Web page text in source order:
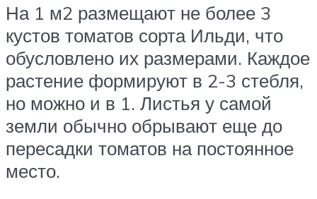
На 1 м2 размещают не более 3
кустов томатов сорта Ильди, что
обусловлено их размерами. Каждое
растение формируют в 2-3 стебля,
но можно и в 1. Листья у самой
земли обычно обрывают еще до
пересадки томатов на постоянное
место.